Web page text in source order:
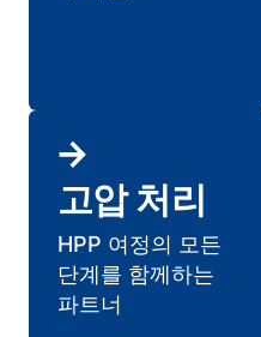
고압 처리
HPP 여정의 모든
단계를 함께하는
파트너